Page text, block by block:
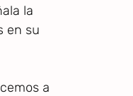
la
en su
a